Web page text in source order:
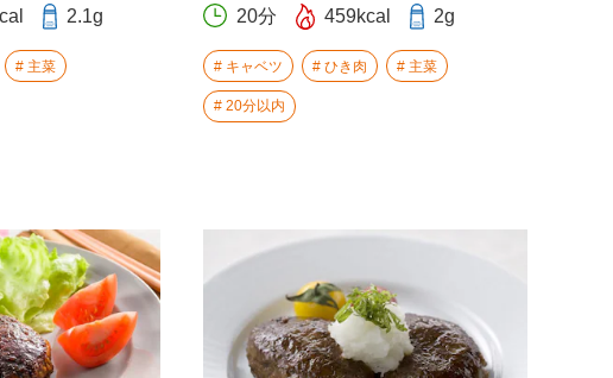
2.1g
主菜
20分 459kcal 2g
キャベツ ひき肉 主菜
20分以内